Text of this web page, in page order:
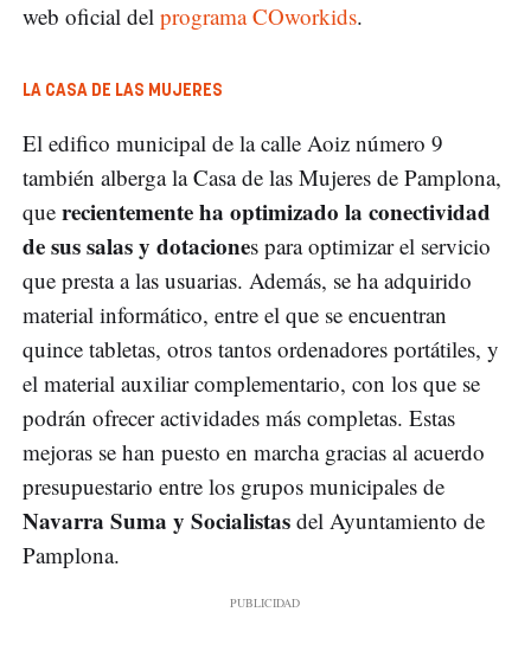
web oficial del programa COworkids.
LA CASA DE LAS MUJERES
El edifico municipal de la calle Aoiz número 9
también alberga la Casa de las Mujeres de Pamplona,
que recientemente ha optimizado la conectividad
de sus salas y dotaciones para optimizar el servicio
que presta a las usuarias. Además, se ha adquirido
material informático, entre el que se encuentran
quince tabletas, otros tantos ordenadores portátiles, y
el material auxiliar complementario, con los que se
podrán ofrecer actividades más completas. Estas
mejoras se han puesto en marcha gracias al acuerdo
presupuestario entre los grupos municipales de
Navarra Suma y Socialistas del Ayuntamiento de
Pamplona.